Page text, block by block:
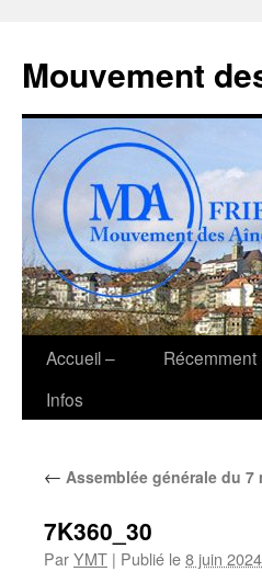
contenu
Mouvement
Accueil –
Infos
Récemment
← Assemblée générale du 7
7K360_30
ParYMT | Publié le8 juin 2024